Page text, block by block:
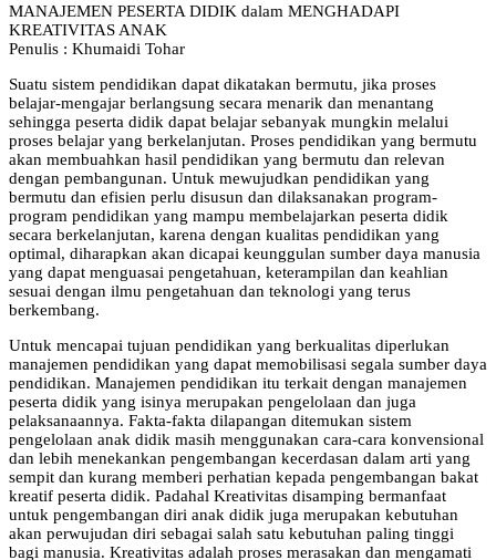
MANAJEMEN PESERTA DIDIK dalam MENGHADAPI
KREATIVITAS ANAK
Penulis : Khumaidi Tohar
Suatu sistem pendidikan dapat dikatakan bermutu, jika proses
belajar-mengajar berlangsung secara menarik dan menantang
sehingga peserta didik dapat belajar sebanyak mungkin melalui
proses belajar yang berkelanjutan. Proses pendidikan yang bermutu
akan membuahkan hasil pendidikan yang bermutu dan relevan
dengan pembangunan. Untuk mewujudkan pendidikan yang
bermutu dan efisien perlu disusun dan dilaksanakan program-
program pendidikan yang mampu membelajarkan peserta didik
secara berkelanjutan, karena dengan kualitas pendidikan yang
optimal, diharapkan akan dicapai keunggulan sumber daya manusia
yang dapat menguasai pengetahuan, keterampilan dan keahlian
sesuai dengan ilmu pengetahuan dan teknologi yang terus
berkembang.
Untuk mencapai tujuan pendidikan yang berkualitas diperlukan
manajemen pendidikan yang dapat memobilisasi segala sumber daya
pendidikan. Manajemen pendidikan itu terkait dengan manajemen
peserta didik yang isinya merupakan pengelolaan dan juga
pelaksanaannya. Fakta-fakta dilapangan ditemukan sistem
pengelolaan anak didik masih menggunakan cara-cara konvensional
dan lebih menekankan pengembangan kecerdasan dalam arti yang
sempit dan kurang memberi perhatian kepada pengembangan bakat
kreatif peserta didik. Padahal Kreativitas disamping bermanfaat
untuk pengembangan diri anak didik juga merupakan kebutuhan
akan perwujudan diri sebagai salah satu kebutuhan paling tinggi
bagi manusia. Kreativitas adalah proses merasakan dan mengamati